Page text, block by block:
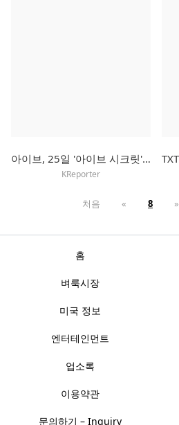
아이브, 25일 '아이브 시크릿'으로 컴백…타이틀곡은 'XOXZ'
KReporter
처음 « 8 »
홈
벼룩시장
미국 정보
엔터테인먼트
업소록
이용약관
문의하기 – Inquiry